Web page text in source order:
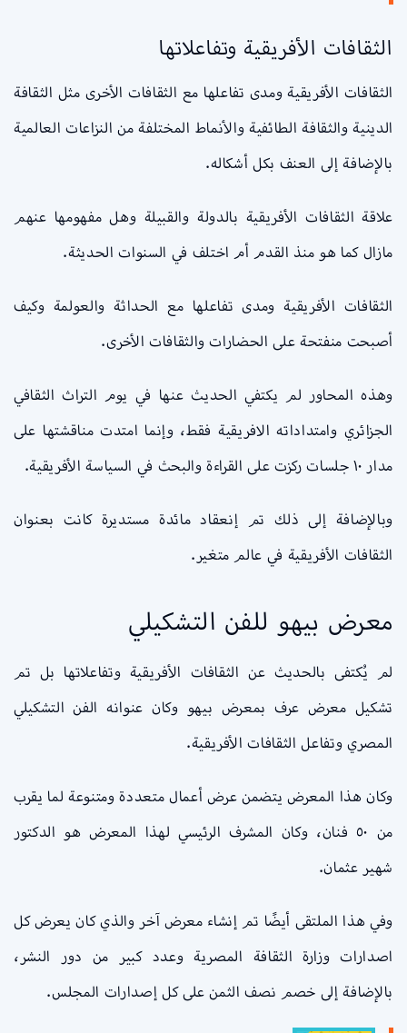
الثقافات الأفريقية وتفاعلاتها
الثقافات الأفريقية ومدى تفاعلها مع الثقافات الأخرى مثل الثقافة
الدينية والثقافة الطائفية والأنماط المختلفة من النزاعات العالمية
بالإضافة إلى العنف بكل أشكاله.
علاقة الثقافات الأفريقية بالدولة والقبيلة وهل مفهومها عنهم
مازال كما هو منذ القدم أم اختلف في السنوات الحديثة.
الثقافات الأفريقية ومدى تفاعلها مع الحداثة والعولمة وكيف
أصبحت منفتحة على الحضارات والثقافات الأخرى.
وهذه المحاور لم يكتفي الحديث عنها في يوم التراث الثقافي
الجزائري وامتداداته الافريقية فقط، وإنما امتدت مناقشتها على
مدار ١٠ جلسات ركزت على القراءة والبحث في السياسة الأفريقية.
وبالإضافة إلى ذلك تم إنعقاد مائدة مستديرة كانت بعنوان
الثقافات الأفريقية في عالم متغير.
معرض بيهو للفن التشكيلي
لم يُكتفى بالحديث عن الثقافات الأفريقية وتفاعلاتها بل تم
تشكيل معرض عرف بمعرض بيهو وكان عنوانه الفن التشكيلي
المصري وتفاعل الثقافات الأفريقية.
وكان هذا المعرض يتضمن عرض أعمال متعددة ومتنوعة لما يقرب
من ٥٠ فنان، وكان المشرف الرئيسي لهذا المعرض هو الدكتور
شهير عثمان.
وفي هذا الملتقى أيضًا تم إنشاء معرض آخر والذي كان يعرض كل
اصدارات وزارة الثقافة المصرية وعدد كبير من دور النشر،
بالإضافة إلى خصم نصف الثمن على كل إصدارات المجلس.